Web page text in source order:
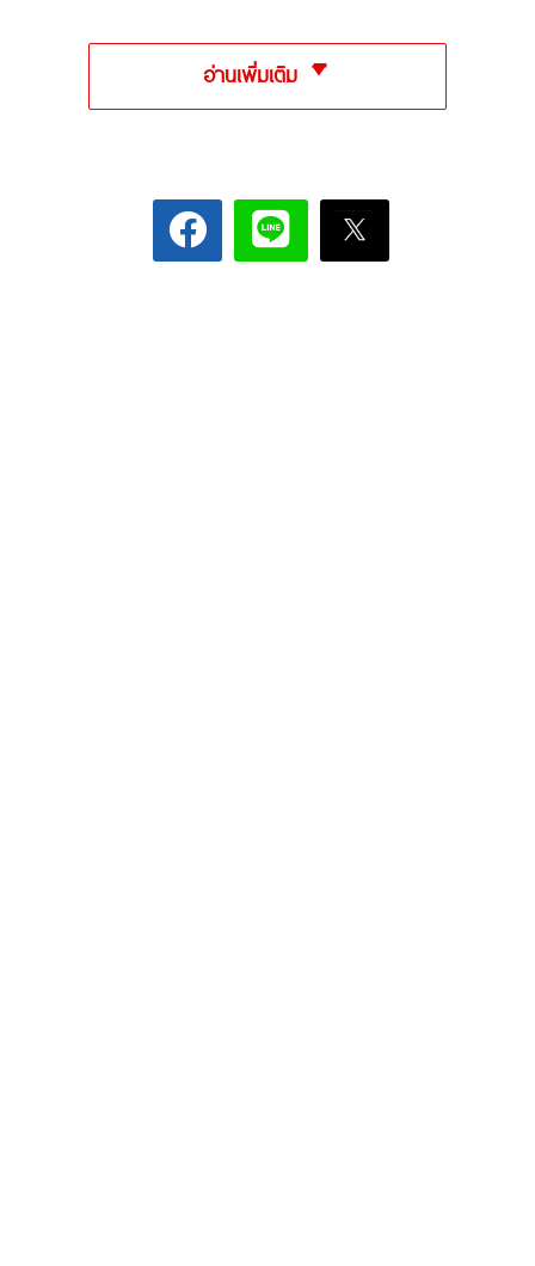
อ่านเพิ่มเติม